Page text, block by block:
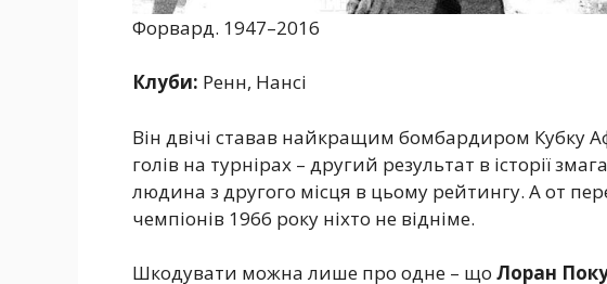
Форвард. 1947–2016
Клуби: Ренн, Нансі
Він двічі ставав найкращим бомбардиром Кубку
голів на турнірах – другий результат в історії
людина з другого місця в цьому рейтингу. А от
чемпіонів 1966 року ніхто не відніме.
Шкодувати можна лише про одне – що Лоран